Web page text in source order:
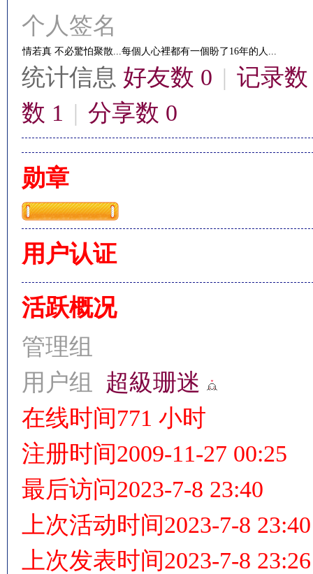
个人签名
情若真 不必驚怕聚散...每個人心裡都有一個盼了16年的人...
统计信息 好友数 0 | 记录数
数 1 | 分享数 0
勋章
用户认证
活跃概况
管理组
用户组 超級珊迷
在线时间771 小时
注册时间2009-11-27 00:25
最后访问2023-7-8 23:40
上次活动时间2023-7-8 23:40
上次发表时间2023-7-8 23:26